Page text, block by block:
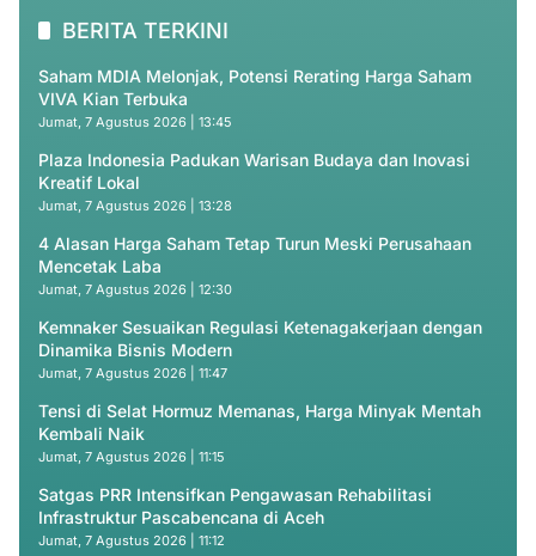
BERITA TERKINI
Saham MDIA Melonjak, Potensi Rerating Harga Saham
VIVA Kian Terbuka
Jumat, 7 Agustus 2026 | 13:45
Plaza Indonesia Padukan Warisan Budaya dan Inovasi
Kreatif Lokal
Jumat, 7 Agustus 2026 | 13:28
4 Alasan Harga Saham Tetap Turun Meski Perusahaan
Mencetak Laba
Jumat, 7 Agustus 2026 | 12:30
Kemnaker Sesuaikan Regulasi Ketenagakerjaan dengan
Dinamika Bisnis Modern
Jumat, 7 Agustus 2026 | 11:47
Tensi di Selat Hormuz Memanas, Harga Minyak Mentah
Kembali Naik
Jumat, 7 Agustus 2026 | 11:15
Satgas PRR Intensifkan Pengawasan Rehabilitasi
Infrastruktur Pascabencana di Aceh
Jumat, 7 Agustus 2026 | 11:12